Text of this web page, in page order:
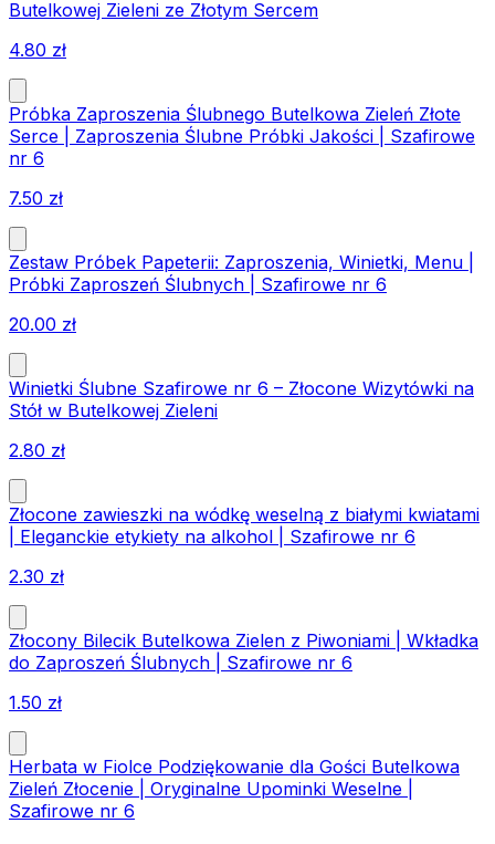
Butelkowej Zieleni ze Złotym Sercem
4.80 zł
Próbka Zaproszenia Ślubnego Butelkowa Zieleń Złote
Serce | Zaproszenia Ślubne Próbki Jakości | Szafirowe
nr 6
7.50 zł
Zestaw Próbek Papeterii: Zaproszenia, Winietki, Menu |
Próbki Zaproszeń Ślubnych | Szafirowe nr 6
20.00 zł
Winietki Ślubne Szafirowe nr 6 – Złocone Wizytówki na
Stół w Butelkowej Zieleni
2.80 zł
Złocone zawieszki na wódkę weselną z białymi kwiatami
| Eleganckie etykiety na alkohol | Szafirowe nr 6
2.30 zł
Złocony Bilecik Butelkowa Zielen z Piwoniami | Wkładka
do Zaproszeń Ślubnych | Szafirowe nr 6
1.50 zł
Herbata w Fiolce Podziękowanie dla Gości Butelkowa
Zieleń Złocenie | Oryginalne Upominki Weselne |
Szafirowe nr 6